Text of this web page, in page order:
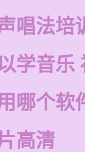
唱法培
学音乐
哪个软
高清